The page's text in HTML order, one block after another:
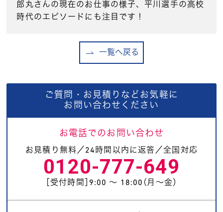
郎丸さんの現在のお仕事の様子、平川選手の高校
時代のエピソードにも注目です！
一覧へ戻る
ご質問・お見積りなどお気軽に
お問い合わせください
お電話でのお問い合わせ
お見積り無料／24時間以内に返答／全国対応
0120-777-649
［受付時間］9:00 〜 18:00（月〜金）